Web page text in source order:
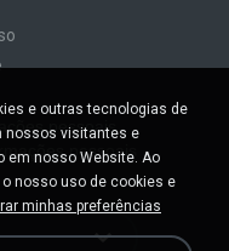
pessoais
pessoais
e outras tecnologias de
nossos visitantes e
em nosso Website. Ao
nosso uso de cookies e
minhas preferências